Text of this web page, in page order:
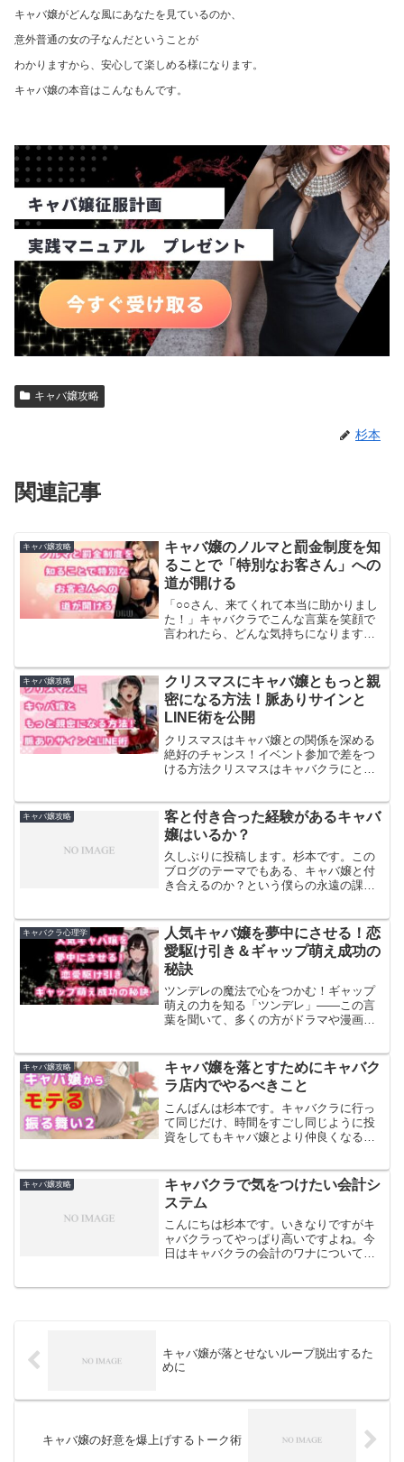
キャバ嬢がどんな風にあなたを見ているのか、
意外普通の女の子なんだということが
わかりますから、安心して楽しめる様になります。
キャバ嬢の本音はこんなもんです。
キャバ嬢攻略
杉本
関連記事
キャバ嬢攻略
キャバ嬢のノルマと罰金制度を知
ることで「特別なお客さん」への
道が開ける
「○○さん、来てくれて本当に助かりまし
た！」キャバクラでこんな言葉を笑顔で
言われたら、どんな気持ちになります
バ嬢にとって、ノルマや罰金は避けられ
ないプレッシャーです。同伴...
キャバ嬢攻略
クリスマスにキャバ嬢ともっと親
密になる方法！脈ありサインと
LINE術を公開
クリスマスはキャバ嬢との関係を深める
絶好のチャンス！イベント参加で差をつ
ける方法クリスマスはキャバクラにとっ
ントは「営業」を全力で行う日。だから
こそ、ここで 「特別なお...
キャバ嬢攻略
客と付き合った経験があるキャバ
嬢はいるか？
久しぶりに投稿します。杉本です。この
ブログのテーマでもある、キャバ嬢と付
き合えるのか？という僕らの永遠の課題
伎町の人気店９名の人気嬢の話を聞きま
した。名前は出せませんが...
キャバクラ心理学
人気キャバ嬢を夢中にさせる！恋
愛駆け引き＆ギャップ萌え成功の
秘訣
ツンデレの魔法で心をつかむ！ギャップ
萌えの力を知る「ツンデレ」――この言
葉を聞いて、多くの方がドラマや漫画の
ふとした瞬間に優しさや親しみを見せる
キャラクターが、見る人の心...
キャバ嬢攻略
キャバ嬢を落とすためにキャバク
ラ店内でやるべきこと
こんばんは杉本です。キャバクラに行っ
て同じだけ、時間をすごし同じように投
資をしてもキャバ嬢とより仲良くなる方
ん。頻繁に通うと速攻で、懐が大打撃を
受けてしまいます。本命嬢...
キャバ嬢攻略
キャバクラで気をつけたい会計シ
ステム
こんにちは杉本です。いきなりですがキ
ャバクラってやっぱり高いですよね。今
日はキャバクラの会計のワナについてお
キャバ嬢が落とせないループ脱出するた
めに
キャバ嬢の好意を爆上げするトーク術